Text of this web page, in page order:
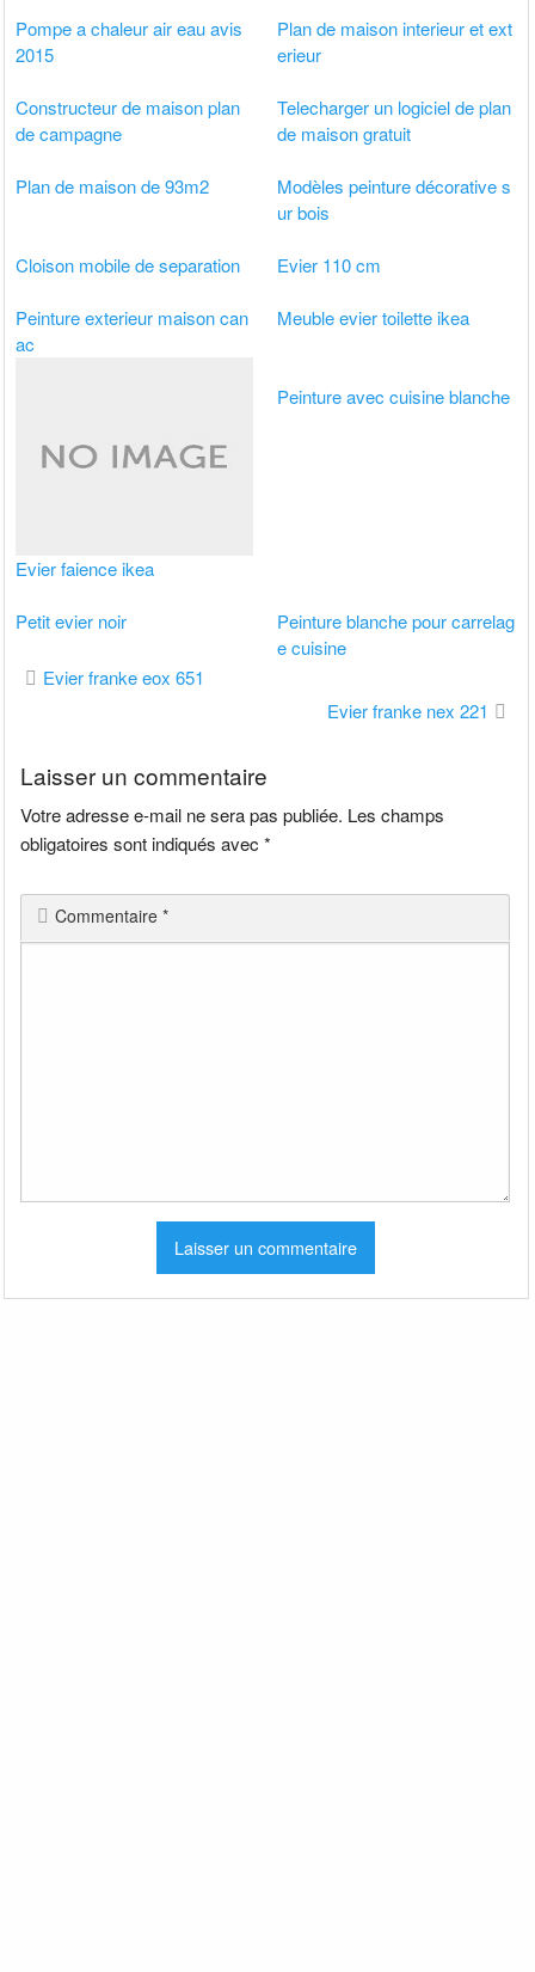
Pompe a chaleur air eau avis
2015
Plan de maison interieur et ext
erieur
Constructeur de maison plan
de campagne
Telecharger un logiciel de plan
de maison gratuit
Plan de maison de 93m2
Modèles peinture décorative s
ur bois
Cloison mobile de separation Evier 110 cm
Peinture exterieur maison can
ac
Meuble evier toilette ikea
Evier faience ikea
Peinture avec cuisine blanche
Petit evier noir
Peinture blanche pour carrelag
e cuisine
Navigation
Evier franke eox 651
Evier franke nex 221
Laisser un commentaire
Votre adresse e-mail ne sera pas publiée. Les champs
obligatoires sont indiqués avec*
Commentaire*